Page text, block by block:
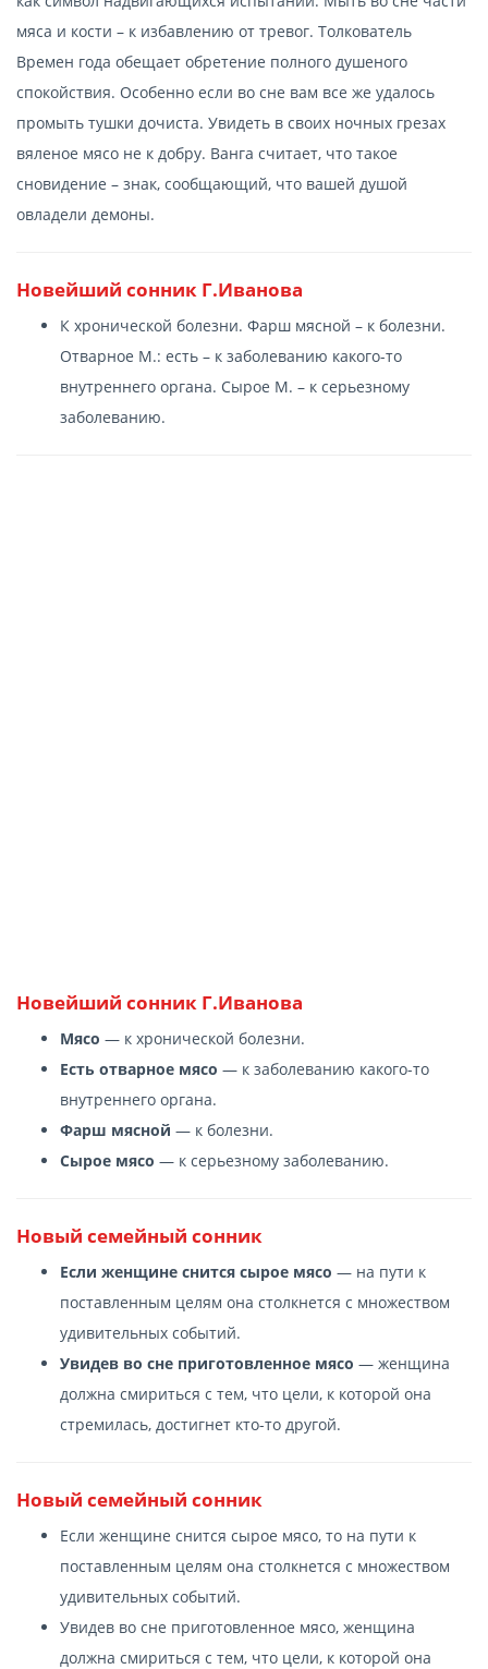
мяса и кости – к избавлению от тревог. Толкователь
Времен года обещает обретение полного душеного
спокойствия. Особенно если во сне вам все же удалось
промыть тушки дочиста. Увидеть в своих ночных грезах
вяленое мясо не к добру. Ванга считает, что такое
сновидение – знак, сообщающий, что вашей душой
овладели демоны.
Новейший сонник Г.Иванова
К хронической болезни. Фарш мясной – к болезни.
Отварное М.: есть – к заболеванию какого-то
внутреннего органа. Сырое М. – к серьезному
заболеванию.
Новейший сонник Г.Иванова
Мясо — к хронической болезни.
Есть отварное мясо — к заболеванию какого-то
внутреннего органа.
Фарш мясной — к болезни.
Сырое мясо — к серьезному заболеванию.
Новый семейный сонник
Если женщине снится сырое мясо — на пути к
поставленным целям она столкнется с множеством
удивительных событий.
Увидев во сне приготовленное мясо — женщина
должна смириться с тем, что цели, к которой она
стремилась, достигнет кто-то другой.
Новый семейный сонник
Если женщине снится сырое мясо, то на пути к
поставленным целям она столкнется с множеством
удивительных событий.
Увидев во сне приготовленное мясо, женщина
должна смириться с тем, что цели, к которой она